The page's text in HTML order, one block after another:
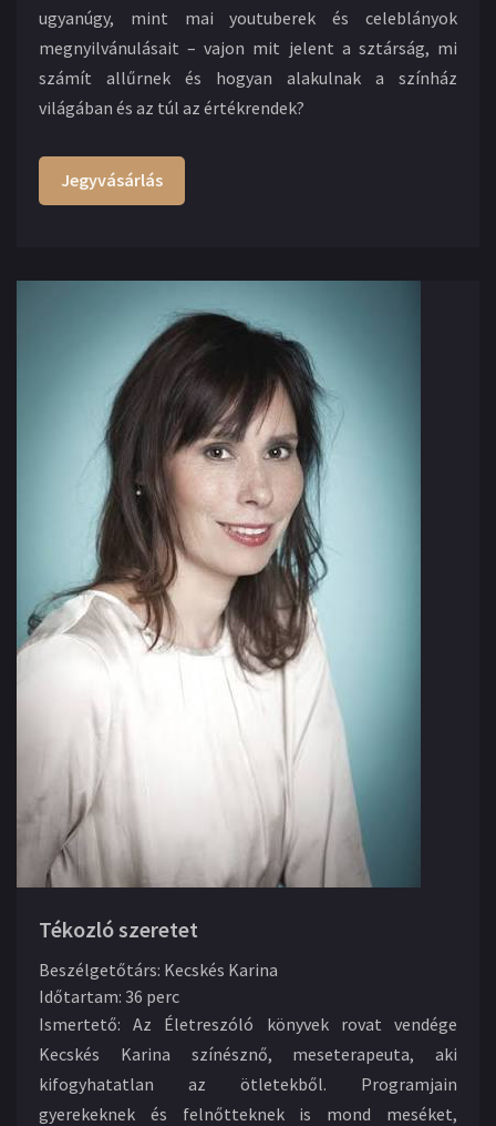
ugyanúgy, mint mai youtuberek és celeblányok
megnyilvánulásait – vajon mit jelent a sztárság, mi
számít allűrnek és hogyan alakulnak a színház
világában és az túl az értékrendek?
Jegyvásárlás
Tékozló szeretet
Beszélgetőtárs: Kecskés Karina
Időtartam: 36 perc
Ismertető:Az Életreszóló könyvek rovat vendége
Kecskés Karina színésznő, meseterapeuta, aki
kifogyhatatlan az ötletekből. Programjain
gyerekeknek és felnőtteknek is mond meséket,